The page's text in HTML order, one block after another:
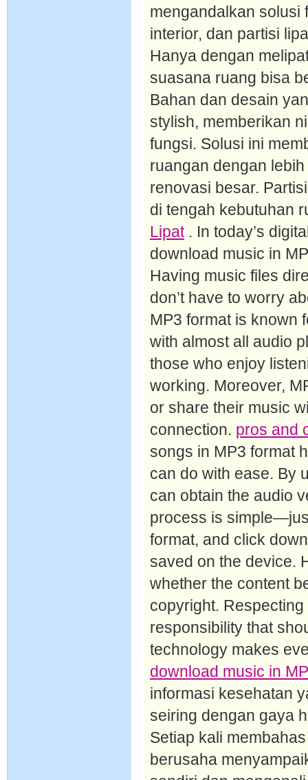
mengandalkan solusi
interior, dan partisi
Hanya dengan
suasana ruang bisa
Bahan dan desain
stylish, memberikan
fungsi. Solusi ini
ruangan dengan
renovasi besar.
di tengah kebutuhan
Lipat. In today’s
download music in
Having music files
don’t have to worry
MP3 format is known
with almost all audio
those who enjoy
working. Moreover,
or share their music
connection. pros and
songs in MP3 format
can do with ease. By
can obtain the audio
process is
format, and click
saved on the device.
whether the content
copyright.
responsibility that
technology makes
download music in
informasi kesehatan
seiring dengan gaya
Setiap kali
berusaha